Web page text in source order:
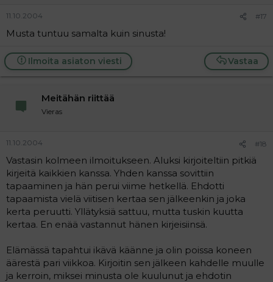
11.10.2004 #17
Musta tuntuu samalta kuin sinusta!
Vastaa
Ilmoita asiaton viesti
Meitähän riittää
Vieras
11.10.2004 #18
Vastasin kolmeen ilmoitukseen. Aluksi kirjoiteltiin pitkiä
kirjeitä kaikkien kanssa. Yhden kanssa sovittiin
tapaaminen ja hän perui viime hetkellä. Ehdotti
tapaamista vielä viitisen kertaa sen jälkeenkin ja joka
kerta peruutti. Yllätyksiä sattuu, mutta tuskin kuutta
kertaa. En enää vastannut hänen kirjeisiinsä.
Elämässä tapahtui ikävä käänne ja olin poissa koneen
äärestä pari viikkoa. Kirjoitin sen jälkeen kahdelle muulle
ja kerroin, miksei minusta ole kuulunut ja ehdotin